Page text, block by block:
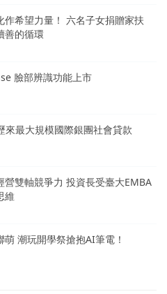
作希望力量！ 六名子女捐贈家扶
善的循環
臉部辨識功能上市
來最大規模國際銀團社會貸款
營雙軸競爭力 投資長受臺大EMBA
維
萌 潮玩開學祭搶抱AI筆電！